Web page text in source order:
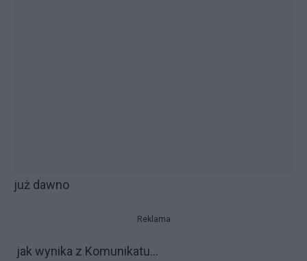
już dawno
Reklama
jak wynika z Komunikatu...